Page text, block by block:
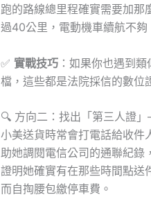
跑的路線總里程確實需要加那
過40公里，電動機車續航不夠
✅ 實戰技巧 ：如果你也遇到
檔，這些都是法院採信的數位
🔍 方向二：找出「第三人證
小美送貨時常會打電話給收件
助她調閱電信公司的通聯紀錄
證明她確實有在那些時間點送
而自掏腰包繳停車費。